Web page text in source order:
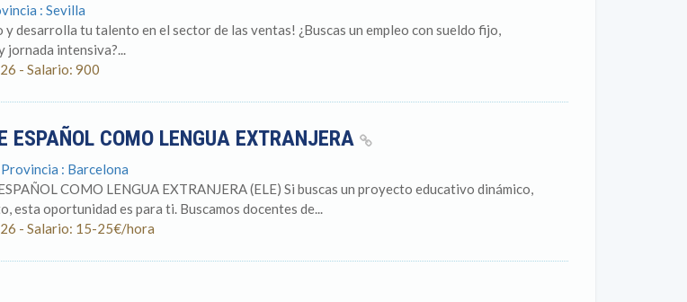
: Sevilla
y desarrolla tu talento en el sector de las ventas! ¿Buscas un empleo con sueldo fijo,
jornada intensiva?...
- Salario: 900
ESPAÑOL COMO LENGUA EXTRANJERA
: Barcelona
COMO LENGUA EXTRANJERA (ELE) Si buscas un proyecto educativo dinámico,
esta oportunidad es para ti. Buscamos docentes de...
- Salario: 15-25€/hora